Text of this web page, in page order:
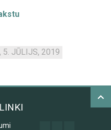
5. JŪLIJS, 2019
LINKI